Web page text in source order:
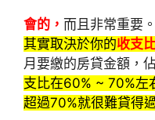
會的， 而且非常重要。
其實取決於你的收支
月要繳的房貸金額，
支比在60% ~ 70%左
超過70%就很難貸得